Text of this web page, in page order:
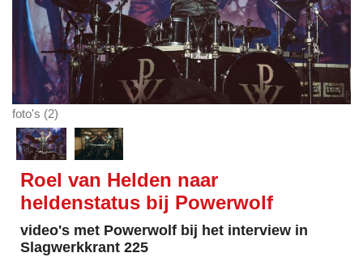
foto's (2)
Roel van Helden naar
heldenstatus bij Powerwolf
video's met Powerwolf bij het interview in
Slagwerkkrant 225